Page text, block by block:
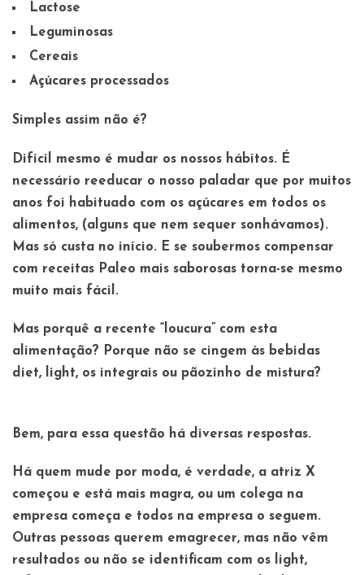
Lactose
Leguminosas
Cereais
Açúcares processados
Simples assim não é?
Difícil mesmo é mudar os nossos hábitos. É
necessário reeducar o nosso paladar que por muitos
anos foi habituado com os açúcares em todos os
alimentos, (alguns que nem sequer sonhávamos).
Mas só custa no início. E se soubermos compensar
com receitas Paleo mais saborosas torna-se mesmo
muito mais fácil.
Mas porquê a recente “loucura” com esta
alimentação? Porque não se cingem às bebidas
diet, light, os integrais ou pãozinho de mistura?
Bem, para essa questão há diversas respostas.
Há quem mude por moda, é verdade, a atriz X
começou e está mais magra, ou um colega na
empresa começa e todos na empresa o seguem.
Outras pessoas querem emagrecer, mas não vêm
resultados ou não se identificam com os light,